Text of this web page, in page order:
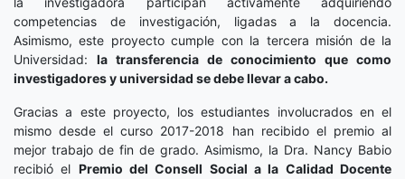
competencias de investigación, ligadas a la docencia.
Asimismo, este proyecto cumple con la tercera misión de la
Universidad: la transferencia de conocimiento que como
investigadores y universidad se debe llevar a cabo.
Gracias a este proyecto, los estudiantes involucrados en el
mismo desde el curso 2017-2018 han recibido el premio al
mejor trabajo de fin de grado. Asimismo, la Dra. Nancy Babio
recibió el Premio del Consell Social a la Calidad Docente